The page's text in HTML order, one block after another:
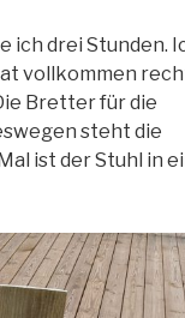
ich drei Stunden.
vollkommen
Bretter für die
steht die
ist der Stuhl in